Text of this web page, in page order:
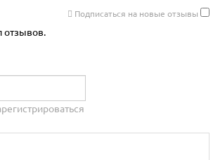
Подписаться на новые отзывы
отзывов.